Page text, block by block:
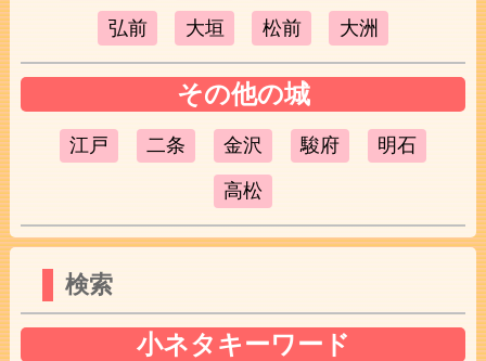
弘前 大垣 松前 大洲
その他の城
江戸 二条 金沢 駿府 明石
高松
検索
小ネタキーワード